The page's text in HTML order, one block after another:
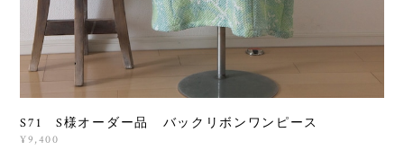
S71 S様オーダー品 バックリボンワンピース
¥9,400